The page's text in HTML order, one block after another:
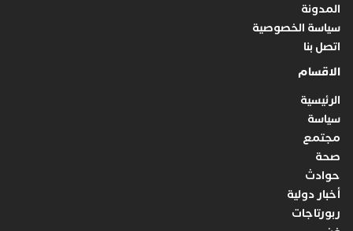
المدونة
سياسة الخصوصية
اتصل بنا
الاقسام
الرئيسية
سياسة
مجتمع
صحة
حوادث
أخبار دولية
ربورتاجات